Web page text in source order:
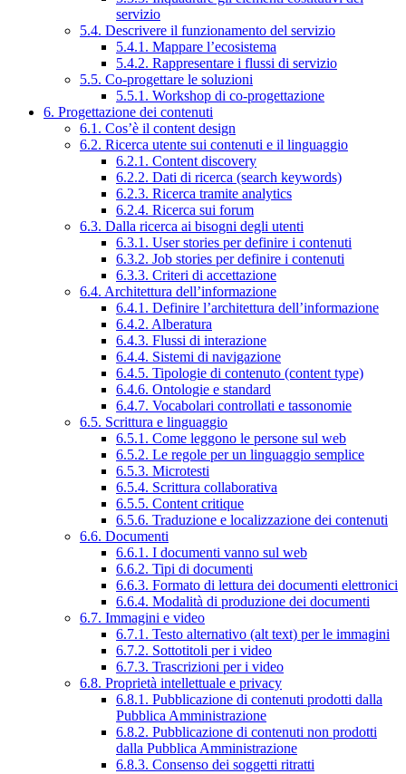
servizio
5.4. Descrivere il funzionamento del servizio
5.4.1. Mappare l’ecosistema
5.4.2. Rappresentare i flussi di servizio
5.5. Co-progettare le soluzioni
5.5.1. Workshop di co-progettazione
6. Progettazione dei contenuti
6.1. Cos’è il content design
6.2. Ricerca utente sui contenuti e il linguaggio
6.2.1. Content discovery
6.2.2. Dati di ricerca (search keywords)
6.2.3. Ricerca tramite analytics
6.2.4. Ricerca sui forum
6.3. Dalla ricerca ai bisogni degli utenti
6.3.1. User stories per definire i contenuti
6.3.2. Job stories per definire i contenuti
6.3.3. Criteri di accettazione
6.4. Architettura dell’informazione
6.4.1. Definire l’architettura dell’informazione
6.4.2. Alberatura
6.4.3. Flussi di interazione
6.4.4. Sistemi di navigazione
6.4.5. Tipologie di contenuto (content type)
6.4.6. Ontologie e standard
6.4.7. Vocabolari controllati e tassonomie
6.5. Scrittura e linguaggio
6.5.1. Come leggono le persone sul web
6.5.2. Le regole per un linguaggio semplice
6.5.3. Microtesti
6.5.4. Scrittura collaborativa
6.5.5. Content critique
6.5.6. Traduzione e localizzazione dei contenuti
6.6. Documenti
6.6.1. I documenti vanno sul web
6.6.2. Tipi di documenti
6.6.3. Formato di lettura dei documenti elettronici
6.6.4. Modalità di produzione dei documenti
6.7. Immagini e video
6.7.1. Testo alternativo (alt text) per le immagini
6.7.2. Sottotitoli per i video
6.7.3. Trascrizioni per i video
6.8. Proprietà intellettuale e privacy
6.8.1. Pubblicazione di contenuti prodotti dalla
Pubblica Amministrazione
6.8.2. Pubblicazione di contenuti non prodotti
dalla Pubblica Amministrazione
6.8.3. Consenso dei soggetti ritratti